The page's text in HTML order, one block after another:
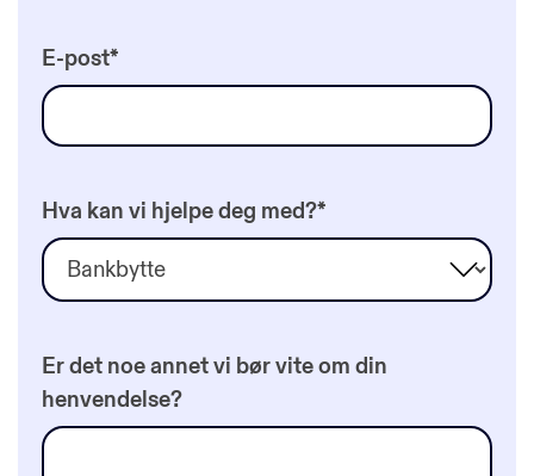
E-post*
Hva kan vi hjelpe deg med?*
Er det noe annet vi bør vite om din
henvendelse?